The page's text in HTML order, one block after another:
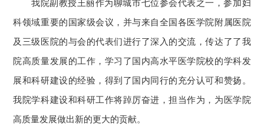
我院副教授王丽作为聊城市七位参会代表之一，参加妇
科领域重要的国家级会议，并与来自全国各医学院附属医院
及三级医院的与会的代表们进行了深入的交流，传达了了我
院高质量发展的工作，学习了国内高水平医学院校的学科发
展和科研建设的经验，得到了国内同行的充分认可和赞扬。
我院学科建设和科研工作将踔厉奋进，担当作为，为医学院
高质量发展做出新的更大的贡献。